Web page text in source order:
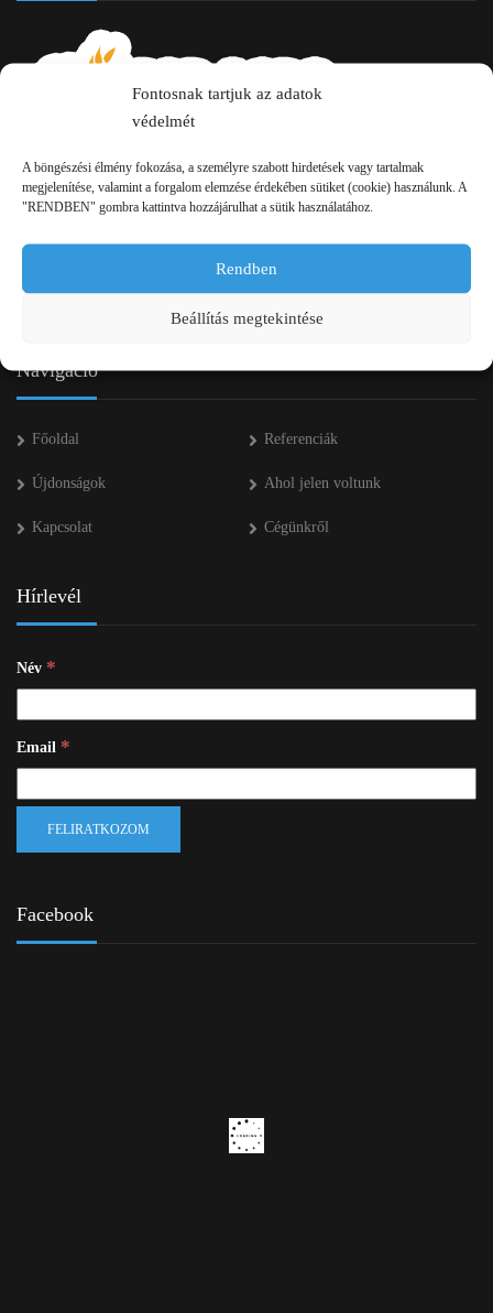
Fontosnak tartjuk az adatok
védelmét
A böngészési élmény fokozása, a személyre szabott hirdetések vagy tartalmak
megjelenítése, valamint a forgalom elemzése érdekében sütiket (cookie) használunk. A
"RENDBEN" gombra kattintva hozzájárulhat a sütik használatához.
Rendben
Beállítás megtekintése
2750 Nagykőrös Alsójárás d. 1/a
info kukac pap-agro.eu
Navigáció
Főoldal Referenciák
Újdonságok Ahol jelen voltunk
Kapcsolat Cégünkről
Hírlevél
Név *
Email *
Facebook